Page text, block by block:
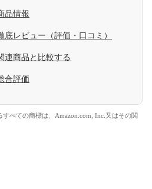
品情報
底レビュー（評価・口コミ）
連商品と比較する
合評価
べての商標は、Amazon.com, Inc.又はその関